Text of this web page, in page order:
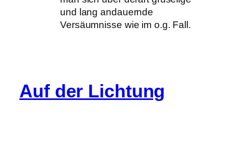
und lang andauernde
Versäumnisse wie im o.g. Fall.
Auf der Lichtung